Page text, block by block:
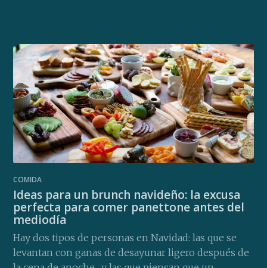
COMIDA
Ideas para un brunch navideño: la excusa
perfecta para comer panettone antes del
mediodía
Hay dos tipos de personas en Navidad: las que se
levantan con ganas de desayunar ligero después de